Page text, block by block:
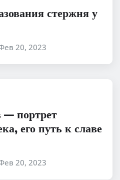
стержня у
20, 2023
— портрет
его путь к славе
20, 2023